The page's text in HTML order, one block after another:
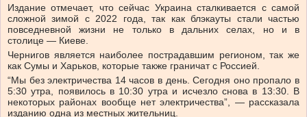
Издание отмечает, что сейчас Украина сталкивается с самой
сложной зимой с 2022 года, так как блэкауты стали частью
повседневной жизни не только в дальних селах, но и в
столице — Киеве.
Чернигов является наиболее пострадавшим регионом, так же
как Сумы и Харьков, которые также граничат с Россией.
“Мы без электричества 14 часов в день. Сегодня оно пропало в
5:30 утра, появилось в 10:30 утра и исчезло снова в 13:30. В
некоторых районах вообще нет электричества”, — рассказала
изданию одна из местных жительниц.